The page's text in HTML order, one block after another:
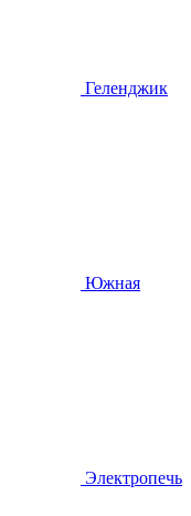
Геленджик
Южная
Электропечь